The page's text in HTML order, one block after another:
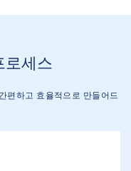
로세스
편하고 효율적으로 만들어드